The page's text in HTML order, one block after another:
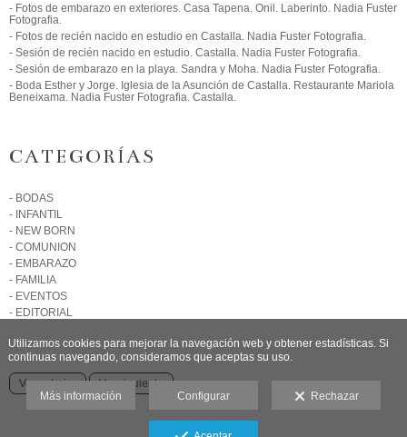
- Fotos de embarazo en exteriores. Casa Tapena. Onil. Laberinto. Nadia Fuster
Fotografia.
- Fotos de recién nacido en estudio en Castalla. Nadia Fuster Fotografia.
- Sesión de recién nacido en estudio. Castalla. Nadia Fuster Fotografia.
- Sesión de embarazo en la playa. Sandra y Moha. Nadia Fuster Fotografia.
- Boda Esther y Jorge. Iglesia de la Asunción de Castalla. Restaurante Mariola
Beneixama. Nadia Fuster Fotografia. Castalla.
CATEGORÍAS
- BODAS
- INFANTIL
- NEW BORN
- COMUNION
- EMBARAZO
- FAMILIA
- EVENTOS
- EDITORIAL
Ver anterior Ver siguiente
Utilizamos cookies para mejorar la navegación web y obtener estadísticas. Si
continuas navegando, consideramos que aceptas su uso.
Más información Configurar Rechazar